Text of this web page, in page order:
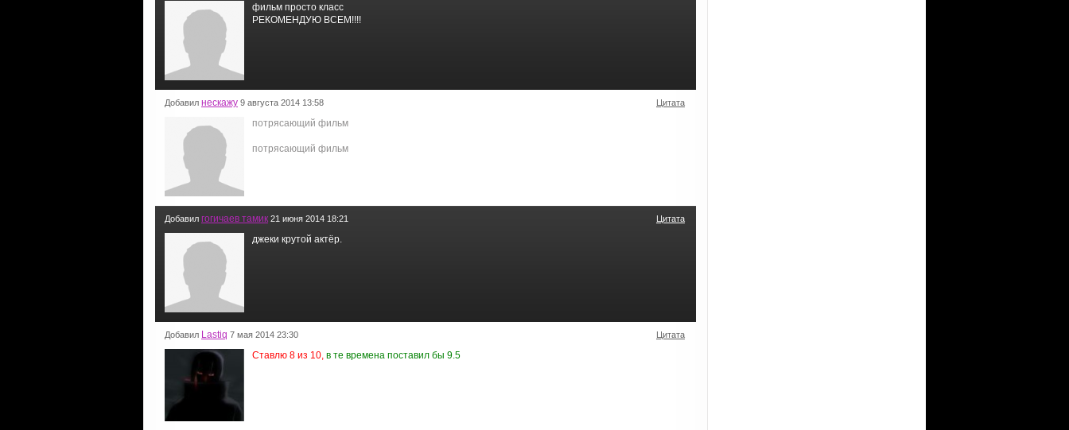
фильм просто класс
РЕКОМЕНДУЮ ВСЕМ!!!!
Добавил нескажу 9 августа 2014 13:58 Цитата
потрясающий фильм
потрясающий фильм
Добавил гогичаев тамик 21 июня 2014 18:21 Цитата
джеки крутой актёр.
Добавил Lastiq 7 мая 2014 23:30 Цитата
Ставлю 8 из 10, в те времена поставил бы 9.5